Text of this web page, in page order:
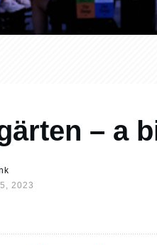
– a
2023